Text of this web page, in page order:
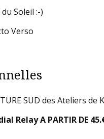
Soleil :-)
Verso
SUD des Ateliers de
Relay A PARTIR DE